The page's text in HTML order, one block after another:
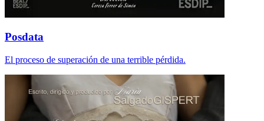
Posdata
El proceso de superación de una terrible pérdida.